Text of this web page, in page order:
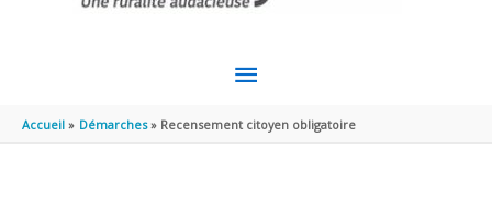
MENU
PRINCIPAL
Accueil Démarches Recensement citoyen obligatoire